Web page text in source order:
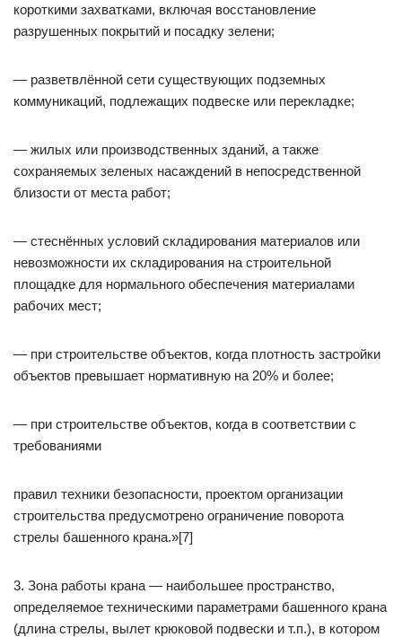
короткими захватками, включая восстановление
разрушенных покрытий и посадку зелени;
— разветвлённой сети существующих подземных
коммуникаций, подлежащих подвеске или перекладке;
— жилых или производственных зданий, а также
сохраняемых зеленых насаждений в непосредственной
близости от места работ;
— стеснённых условий складирования материалов или
невозможности их складирования на строительной
площадке для нормального обеспечения материалами
рабочих мест;
— при строительстве объектов, когда плотность застройки
объектов превышает нормативную на 20% и более;
— при строительстве объектов, когда в соответствии с
требованиями
правил техники безопасности, проектом организации
строительства предусмотрено ограничение поворота
стрелы башенного крана.»[7]
3. Зона работы крана — наибольшее пространство,
определяемое техническими параметрами башенного крана
(длина стрелы, вылет крюковой подвески и т.п.), в котором